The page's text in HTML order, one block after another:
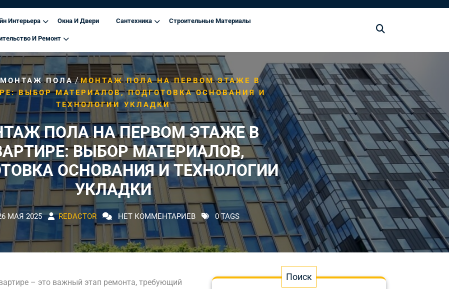
Интерьера Окна И Двери Сантехника Строительные Материалы
И Ремонт
МОНТАЖ ПОЛА/МОНТАЖ ПОЛА НА ПЕРВОМ ЭТАЖЕ В
ВЫБОР МАТЕРИАЛОВ, ПОДГОТОВКА ОСНОВАНИЯ И
ТЕХНОЛОГИИ УКЛАДКИ
ПОЛА НА ПЕРВОМ ЭТАЖЕ В
ВЫБОР МАТЕРИАЛОВ,
ОСНОВАНИЯ И ТЕХНОЛОГИИ
УКЛАДКИ
МАЯ 2025 REDACTOR НЕТ КОММЕНТАРИЕВ 0 TAGS
– это важный этап ремонта, требующий
Поиск